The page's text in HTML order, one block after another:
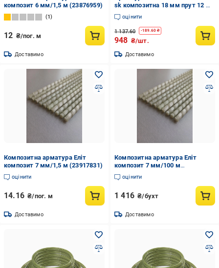
композит 6 мм/1,5 м (23876959)
1
12 ₴/пог. м
Доставимо
sk композитна 18 мм прут 12 м
(11211926)
оцінити
1 137.60 -189.60₴
948 ₴/шт.
Доставимо
Композитна арматура Еліт
композит 7 мм/1,5 м (23917831)
оцінити
14.16 ₴/пог. м
Доставимо
Композитна арматура Еліт
композит 7 мм/100 м
(23917844)
оцінити
1 416 ₴/бухт
Доставимо